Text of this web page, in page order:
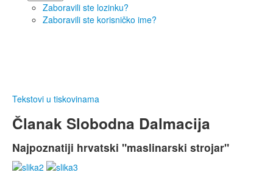
Zaboravili ste lozinku?
Zaboravili ste korisničko ime?
Tekstovi u tiskovinama
Članak Slobodna Dalmacija
Najpoznatiji hrvatski "maslinarski strojar"